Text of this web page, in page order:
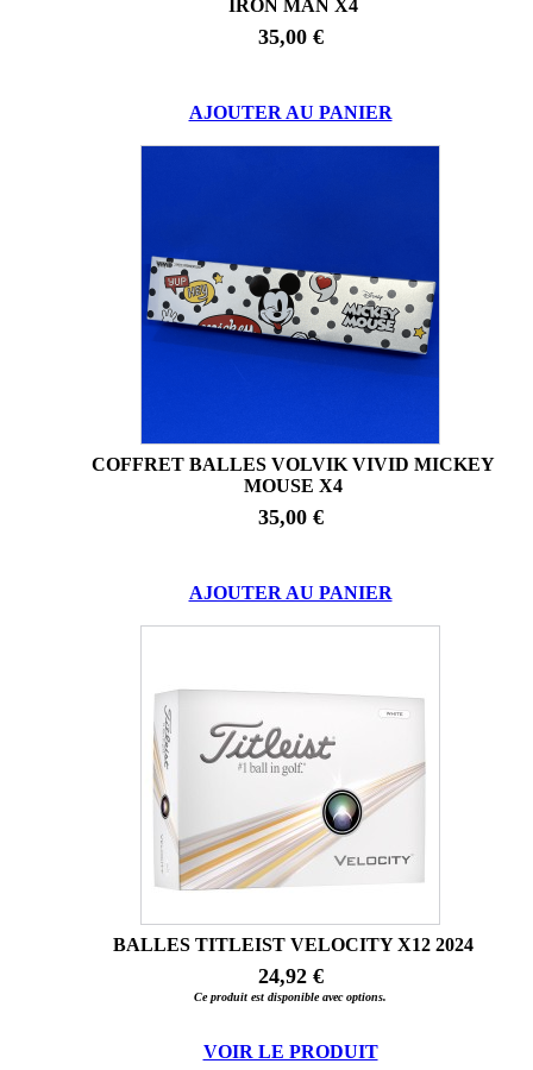
IRON MAN X4
35,00 €
AJOUTER AU PANIER
COFFRET BALLES VOLVIK VIVID MICKEY
MOUSE X4
35,00 €
AJOUTER AU PANIER
BALLES TITLEIST VELOCITY X12 2024
24,92 €
Ce produit est disponible avec options.
VOIR LE PRODUIT